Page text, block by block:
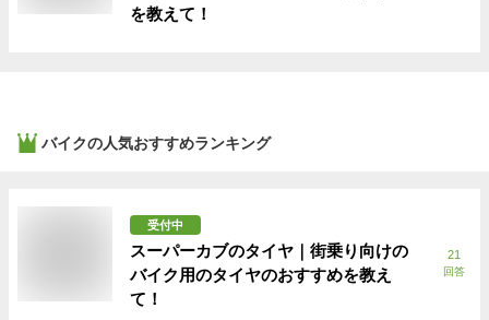
を教えて！
バイクの人気おすすめランキング
受付中
スーパーカブのタイヤ｜街乗り向けの
バイク用のタイヤのおすすめを教え
て！
21
回答